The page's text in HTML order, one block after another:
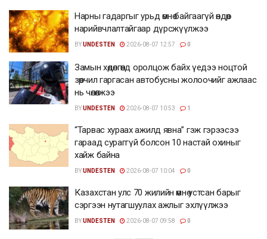
Нарны гадаргыг урьд өмнө байгаагүй өндөр
нарийвчлалтайгаар дүрсжүүлжээ
BYUNDESTEN 2026-08-07 12:57 0
Замын хөдөлгөөнд оролцож байх үедээ ноцтой
зөрчил гаргасан автобусны жолоочийг ажлаас
нь чөлөөлжээ
BYUNDESTEN 2026-08-07 10:53 1
“Тарвас хураах ажилд явна” гэж гэрээсээ
гараад сураггүй болсон 10 настай охиныг
хайж байна
BYUNDESTEN 2026-08-07 10:04 0
Казахстан улс 70 жилийн өмнө устсан барыг
сэргээн нутагшуулах ажлыг эхлүүлжээ
BYUNDESTEN 2026-08-07 09:58 0